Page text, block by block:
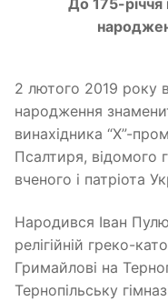
До 175-річчя
2 лютого 2019 року
народження
винахідника “X”-
Псалтиря, відомого
вченого і патріота
Народився Іван
релігійній греко-
Гримайлові на
Тернопільську